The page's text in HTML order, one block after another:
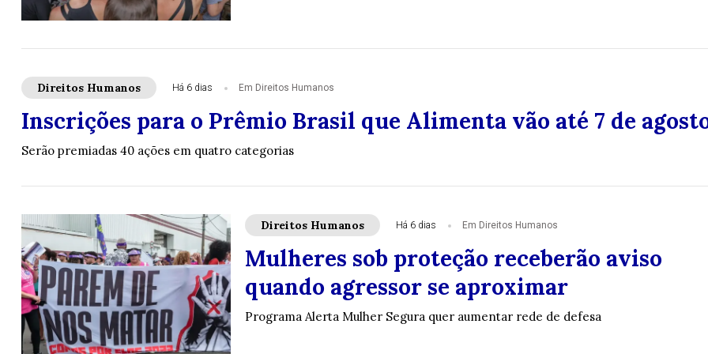
Direitos Humanos Há 6 dias Em Direitos Humanos
Inscrições para o Prêmio Brasil que Alimenta vão até 7 de
Serão premiadas 40 ações em quatro categorias
Direitos Humanos Há 6 dias Em Direitos Humanos
Mulheres sob proteção receberão aviso
quando agressor se aproximar
Programa Alerta Mulher Segura quer aumentar rede de defesa